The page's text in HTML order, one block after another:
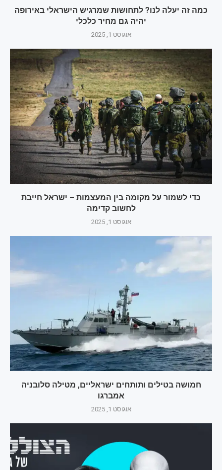
כמה זה יעלה לנו? לתחושות שמרגיש הישראלי באירופה
יהיה גם מחיר כלכלי
אוגוסט 1, 2025
כדי לשמור על מקומה בין המעצמות – ישראל חייבת
לחשוב קדימה
אוגוסט 1, 2025
חמושה בטילים ותותחים ישראליים, מטילה סלובניה
אמברגו
אוגוסט 1, 2025